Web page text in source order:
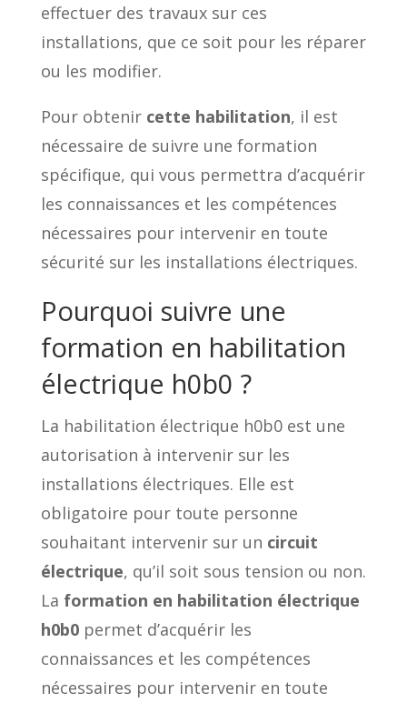
effectuer des travaux sur ces
installations, que ce soit pour les réparer
ou les modifier.
Pour obtenir cette habilitation, il est
nécessaire de suivre une formation
spécifique, qui vous permettra d’acquérir
les connaissances et les compétences
nécessaires pour intervenir en toute
sécurité sur les installations électriques.
Pourquoi suivre une
formation en habilitation
électrique h0b0 ?
La habilitation électrique h0b0 est une
autorisation à intervenir sur les
installations électriques. Elle est
obligatoire pour toute personne
souhaitant intervenir sur un circuit
électrique, qu’il soit sous tension ou non.
La formation en habilitation électrique
h0b0permet d’acquérir les
connaissances et les compétences
nécessaires pour intervenir en toute